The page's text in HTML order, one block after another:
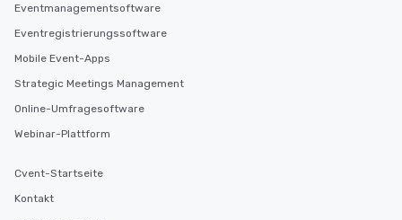
Eventmanagementsoftware
Eventregistrierungssoftware
Mobile Event-Apps
Strategic Meetings Management
Online-Umfragesoftware
Webinar-Plattform
Cvent-Startseite
Kontakt